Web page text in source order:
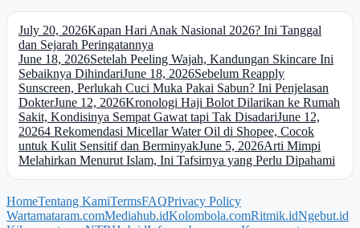
July 20, 2026Kapan Hari Anak Nasional 2026? Ini Tanggal
dan Sejarah Peringatannya
June 18, 2026Setelah Peeling Wajah, Kandungan Skincare Ini
Sebaiknya DihindariJune 18, 2026Sebelum Reapply
Sunscreen, Perlukah Cuci Muka Pakai Sabun? Ini Penjelasan
DokterJune 12, 2026Kronologi Haji Bolot Dilarikan ke Rumah
Sakit, Kondisinya Sempat Gawat tapi Tak DisadariJune 12,
20264 Rekomendasi Micellar Water Oil di Shopee, Cocok
untuk Kulit Sensitif dan BerminyakJune 5, 2026Arti Mimpi
Melahirkan Menurut Islam, Ini Tafsirnya yang Perlu Dipahami
HomeTentang KamiTermsFAQPrivacy Policy
Wartamataram.comMediahub.idKolombola.comRitmik.idNgebut.id